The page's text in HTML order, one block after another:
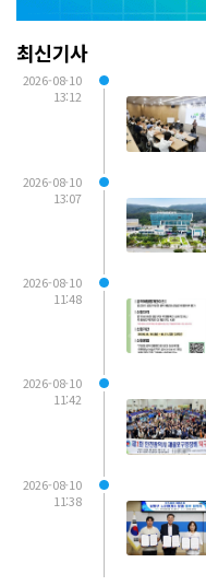
최신기사
2026-08-10
13:12
2026-08-10
13:07
2026-08-10
11:48
2026-08-10
11:42
2026-08-10
11:38